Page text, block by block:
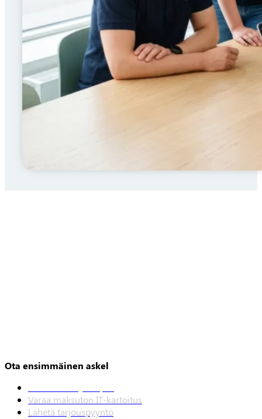
Ota ensimmäinen askel
Varaa maksuton IT-kartoitus
Lähetä tarjouspyyntö